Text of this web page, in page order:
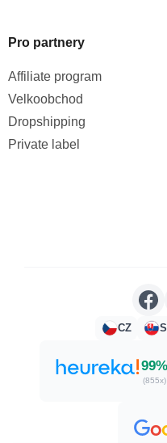
Pro partnery
Affiliate program
Velkoobchod
Dropshipping
Private label
CZ
99%
(855x)